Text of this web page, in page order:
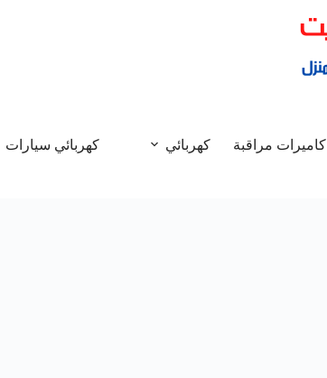
كاميرات مراقبة كهربائي كهربائي سيارات